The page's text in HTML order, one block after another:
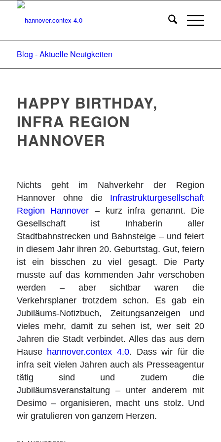
Blog - Aktuelle Neuigkeiten
HAPPY BIRTHDAY,
INFRA REGION
HANNOVER
Nichts geht im Nahverkehr der Region
Hannover ohne die
Infrastrukturgesellschaft
Region Hannover – kurz infra genannt. Die
Gesellschaft ist Inhaberin aller
Stadtbahnstrecken und Bahnsteige – und feiert
in diesem Jahr ihren 20. Geburtstag. Gut, feiern
ist ein bisschen zu viel gesagt. Die Party
musste auf das kommenden Jahr verschoben
werden – aber sichtbar waren die
Verkehrsplaner trotzdem schon. Es gab ein
Jubiläums-Notizbuch, Zeitungsanzeigen und
vieles mehr, damit zu sehen ist, wer seit 20
Jahren die Stadt verbindet. Alles das aus dem
Hause hannover.contex 4.0. Dass wir für die
infra seit vielen Jahren auch als Presseagentur
tätig sind und zudem die
Jubiläumsveranstaltung – unter anderem mit
Desimo – organisieren, macht uns stolz. Und
wir gratulieren von ganzem Herzen.